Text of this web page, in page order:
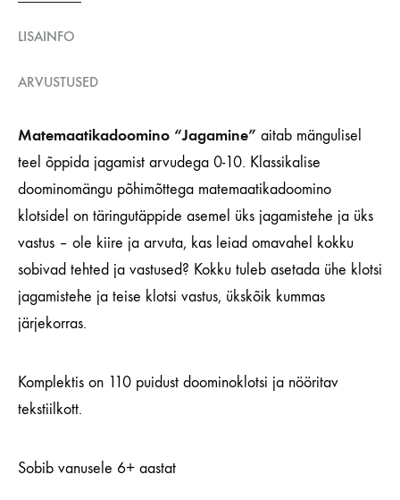
LISAINFO
ARVUSTUSED
Matemaatikadoomino “Jagamine” aitab mängulisel
teel õppida jagamist arvudega 0-10. Klassikalise
doominomängu põhimõttega matemaatikadoomino
klotsidel on täringutäppide asemel üks jagamistehe ja üks
vastus – ole kiire ja arvuta, kas leiad omavahel kokku
sobivad tehted ja vastused? Kokku tuleb asetada ühe klotsi
jagamistehe ja teise klotsi vastus, ükskõik kummas
järjekorras.
Komplektis on 110 puidust doominoklotsi ja nööritav
tekstiilkott.
Sobib vanusele 6+ aastat